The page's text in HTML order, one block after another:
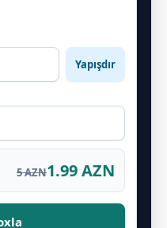
Yapışdır
5 AZN1.99 AZN